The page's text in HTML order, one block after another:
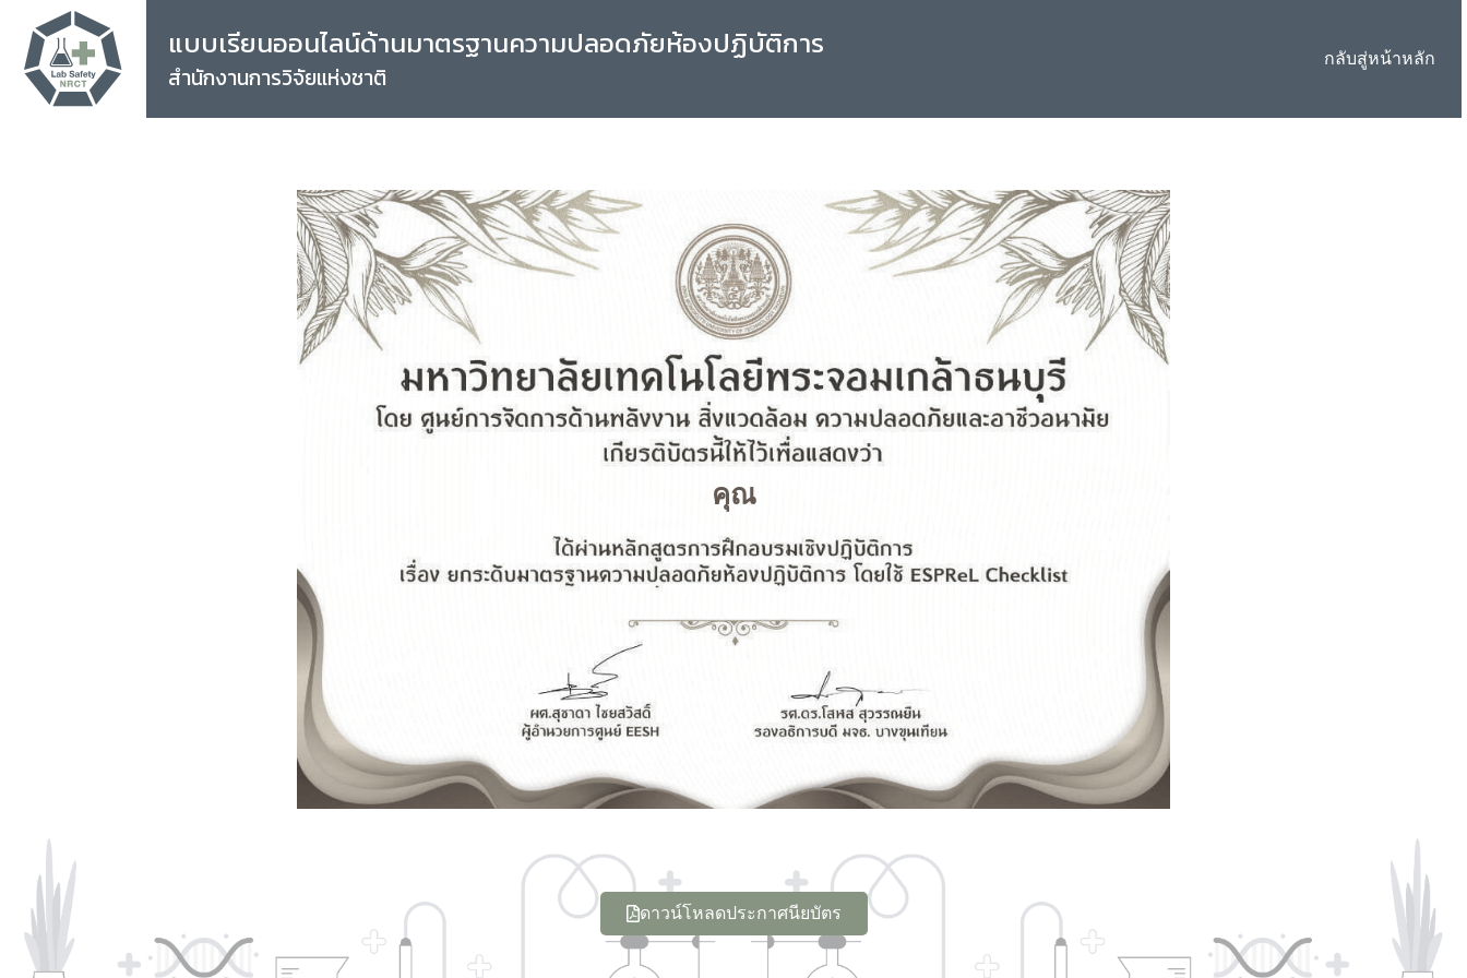
แบบเรียนออนไลน์ด้านมาตรฐานความปลอดภัยห้องปฏิบัติการ
สำนักงานการวิจัยแห่งชาติ
กลับสู่หน้าหลัก
คุณ
ดาวน์โหลดประกาศนียบัตร